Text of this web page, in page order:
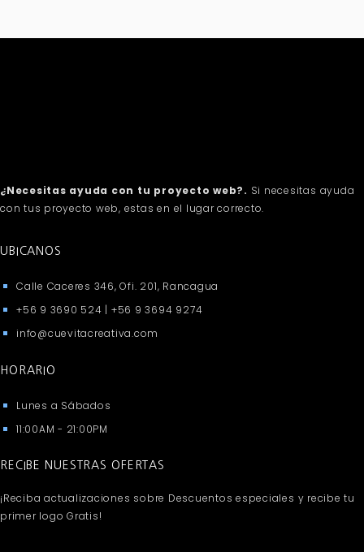
¿Necesitas ayuda con tu proyecto web?. Si necesitas ayuda
con tus proyecto web, estas en el lugar correcto.
UBICANOS
Calle Caceres 346, Ofi. 201, Rancagua
+56 9 3690 524 | +56 9 3694 9274
info@cuevitacreativa.com
HORARIO
Lunes a Sábados
11:00AM - 21:00PM
RECIBE NUESTRAS OFERTAS
¡Reciba actualizaciones sobre Descuentos especiales y recibe tu
primer logo Gratis!